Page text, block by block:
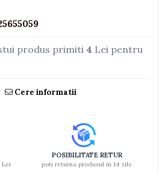
produs primiti 4 Lei pentru
Cere informatii
Lei
POSIBILITATE RETUR
poti returna produsul in 14 zile